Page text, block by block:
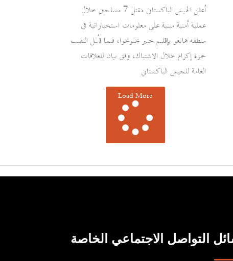
أعلن الجيش الباكستاني مقتل 7 مسلحين خلال
عملية أمنية مبنية على معلومات استخباراتية في
منطقة هانغو بإقليم خيبر بختونخوا، فيما قُتل النقيب
حمزة إكرام خلال الاشتباك، وفق بيان للعلاقات
العامة للجيش الباكستاني
Load More
التواصل الاجتماعي الخاصة